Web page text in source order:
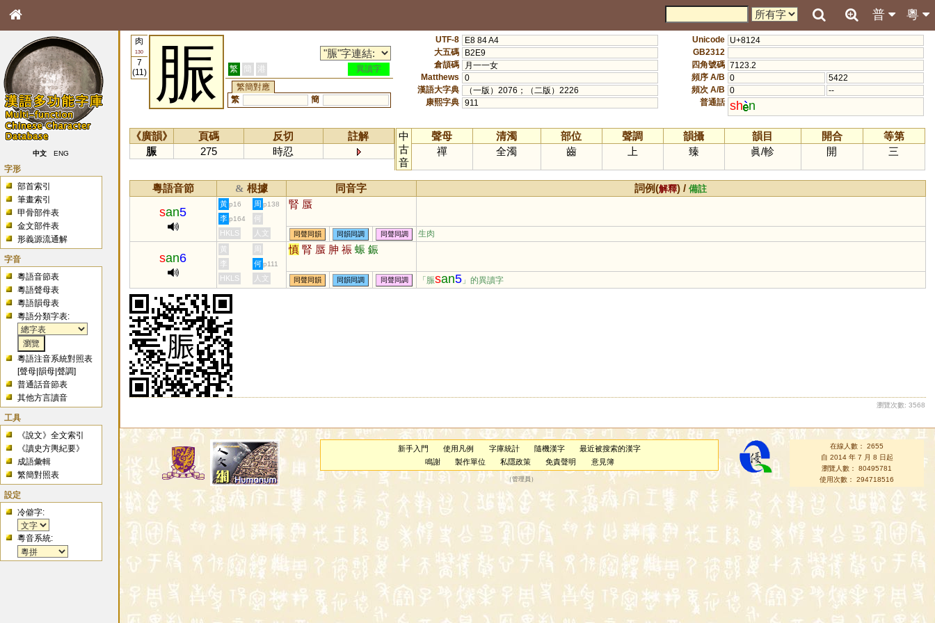
粵
普
中文 ENG
字形
部首索引
筆畫索引
甲骨部件表
金文部件表
形義源流通解
字音
粵語音節表
粵語聲母表
粵語韻母表
粵語分類字表:
粵語注音系統對照表
[聲母 |韻母 |聲調]
普通話音節表
其他方言讀音
工具
《說文》全文索引
《讀史方輿紀要》
成語彙輯
繁簡對照表
設定
冷僻字:
粵音系統:
肉
130
7
(11)
脤 繁 簡 港
異讀字
繁簡對應
繁
簡
UTF-8
E8 84 A4
大五碼
B2E9
倉頡碼
月一一女
Matthews
0
漢語大字典
（一版）2076；（二版）2226
康熙字典 911
Unicode U+8124
GB2312
四角號碼 7123.2
頻序 A/B 0
5422
頻次 A/B 0
--
普通話 sh n
《廣韻》 頁碼 反切
註解
脤
275 時忍
中
古
音
聲母 清濁 部位 聲調 韻攝 韻目 開合
等第
禪
全濁 齒 上 臻 眞/軫 開 三
粵語音節 & 根據 同音字 詞例(解釋) /備註
san5
黃 p16 周 p138 腎 蜃
李 p164
何
HKLS
人文 同聲同韻 同韻同調 同聲同調 生肉
san6
黃 周 慎 腎 蜃 胂 祳 蜄 鋠
李 何 p111
HKLS 人文 同聲同韻 同韻同調 同聲同調 「脤san5 」的異讀字
瀏覽次數: 3568
新手入門 使用凡例 字庫統計 隨機漢字
最近被搜索的漢字
鳴謝
製作單位 私隱政策 免責聲明 意見簿
（管理員 ）
在線人數： 2655
自 2014 年 7 月 8 日起
瀏覽人數： 80495781
使用次數： 294718516